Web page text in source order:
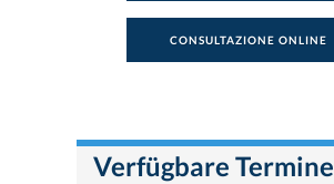
CONSULTAZIONE ONLINE
Verfügbare Termine